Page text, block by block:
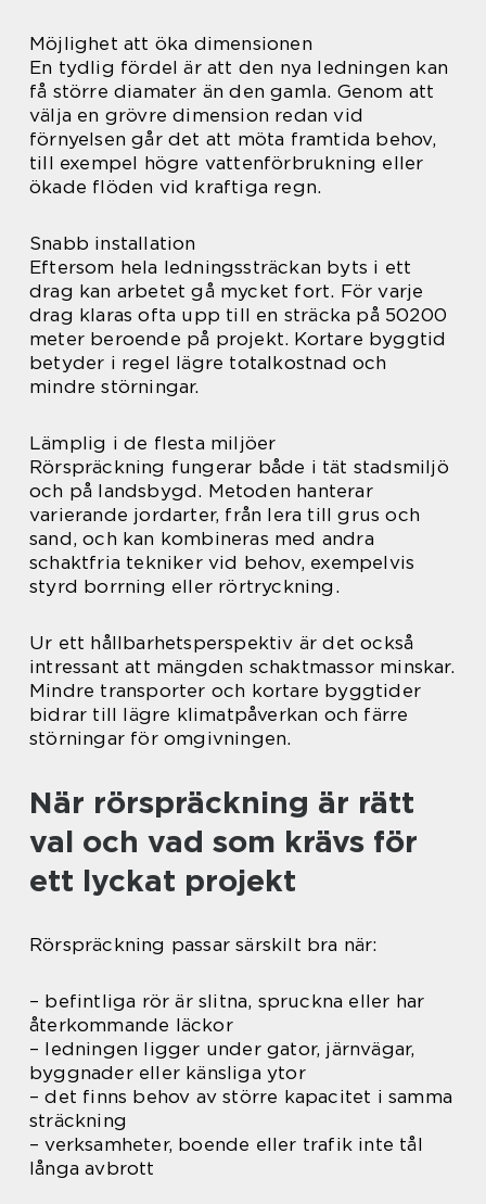
Möjlighet att öka dimensionen
En tydlig fördel är att den nya ledningen kan
få större diamater än den gamla. Genom att
välja en grövre dimension redan vid
förnyelsen går det att möta framtida behov,
till exempel högre vattenförbrukning eller
ökade flöden vid kraftiga regn.
Snabb installation
Eftersom hela ledningssträckan byts i ett
drag kan arbetet gå mycket fort. För varje
drag klaras ofta upp till en sträcka på 50200
meter beroende på projekt. Kortare byggtid
betyder i regel lägre totalkostnad och
mindre störningar.
Lämplig i de flesta miljöer
Rörspräckning fungerar både i tät stadsmiljö
och på landsbygd. Metoden hanterar
varierande jordarter, från lera till grus och
sand, och kan kombineras med andra
schaktfria tekniker vid behov, exempelvis
styrd borrning eller rörtryckning.
Ur ett hållbarhetsperspektiv är det också
intressant att mängden schaktmassor minskar.
Mindre transporter och kortare byggtider
bidrar till lägre klimatpåverkan och färre
störningar för omgivningen.
När rörspräckning är rätt
val och vad som krävs för
ett lyckat projekt
Rörspräckning passar särskilt bra när:
– befintliga rör är slitna, spruckna eller har
återkommande läckor
– ledningen ligger under gator, järnvägar,
byggnader eller känsliga ytor
– det finns behov av större kapacitet i samma
sträckning
– verksamheter, boende eller trafik inte tål
långa avbrott